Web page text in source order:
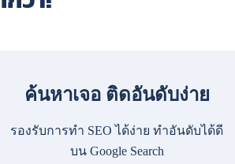
ค้นหาเจอ ติดอันดับง่าย
รองรับการทำ SEO ได้ง่าย ทำอันดับได้ดี
บน Google Search